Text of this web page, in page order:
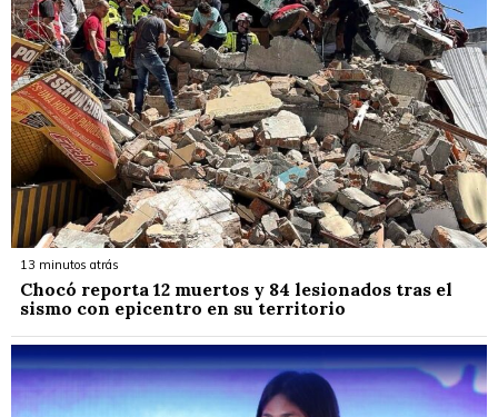
13 minutos atrás
Chocó reporta 12 muertos y 84 lesionados tras el
sismo con epicentro en su territorio